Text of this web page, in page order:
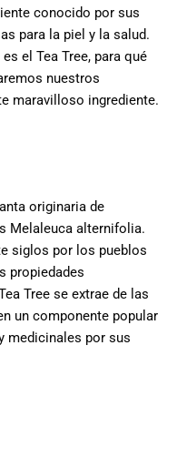
conocido por sus
para la piel y la salud.
el Tea Tree, para qué
nuestros
maravilloso ingrediente.
originaria de
Melaleuca alternifolia.
siglos por los pueblos
propiedades
Tree se extrae de las
un componente popular
medicinales por sus